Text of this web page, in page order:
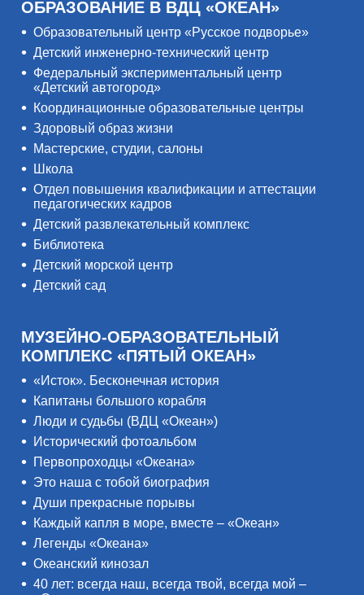
ОБРАЗОВАНИЕ В ВДЦ «ОКЕАН»
Образовательный центр «Русское подворье»
Детский инженерно-технический центр
Федеральный экспериментальный центр
«Детский автогород»
Координационные образовательные центры
Здоровый образ жизни
Мастерские, студии, салоны
Школа
Отдел повышения квалификации и аттестации
педагогических кадров
Детский развлекательный комплекс
Библиотека
Детский морской центр
Детский сад
МУЗЕЙНО-ОБРАЗОВАТЕЛЬНЫЙ
КОМПЛЕКС «ПЯТЫЙ ОКЕАН»
«Исток». Бесконечная история
Капитаны большого корабля
Люди и судьбы (ВДЦ «Океан»)
Исторический фотоальбом
Первопроходцы «Океана»
Это наша с тобой биография
Души прекрасные порывы
Каждый капля в море, вместе – «Океан»
Легенды «Океана»
Океанский кинозал
40 лет: всегда наш, всегда твой, всегда мой –